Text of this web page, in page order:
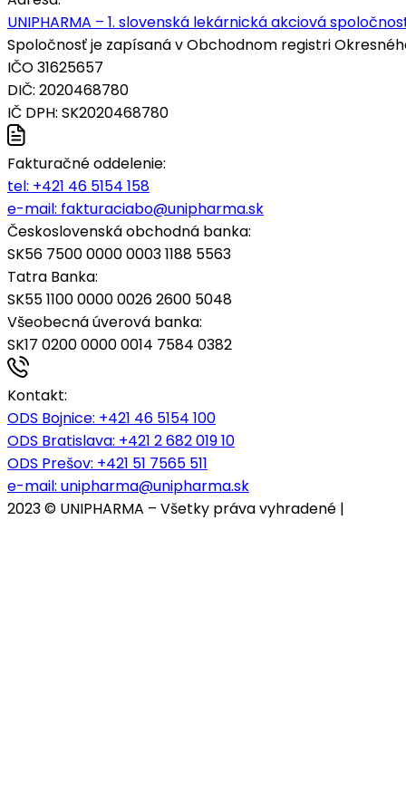
UNIPHARMA – 1. slovenská lekárnická akciová
Spoločnosť je zapísaná v Obchodnom registri
IČO 31625657
DIČ: 2020468780
IČ DPH: SK2020468780
Fakturačné oddelenie:
tel: +421 46 5154 158
e-mail: fakturaciabo@unipharma.sk
Československá obchodná banka:
SK56 7500 0000 0003 1188 5563
Tatra Banka:
SK55 1100 0000 0026 2600 5048
Všeobecná úverová banka:
SK17 0200 0000 0014 7584 0382
Kontakt:
ODS Bojnice: +421 46 5154 100
ODS Bratislava: +421 2 682 019 10
ODS Prešov: +421 51 7565 511
e-mail: unipharma@unipharma.sk
2023 © UNIPHARMA – Všetky práva vyhradené |